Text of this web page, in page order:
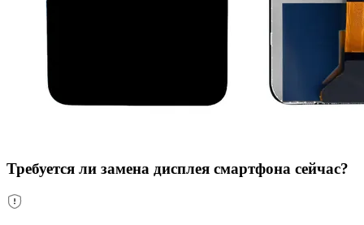
Требуется ли замена дисплея смартфона сейчас?